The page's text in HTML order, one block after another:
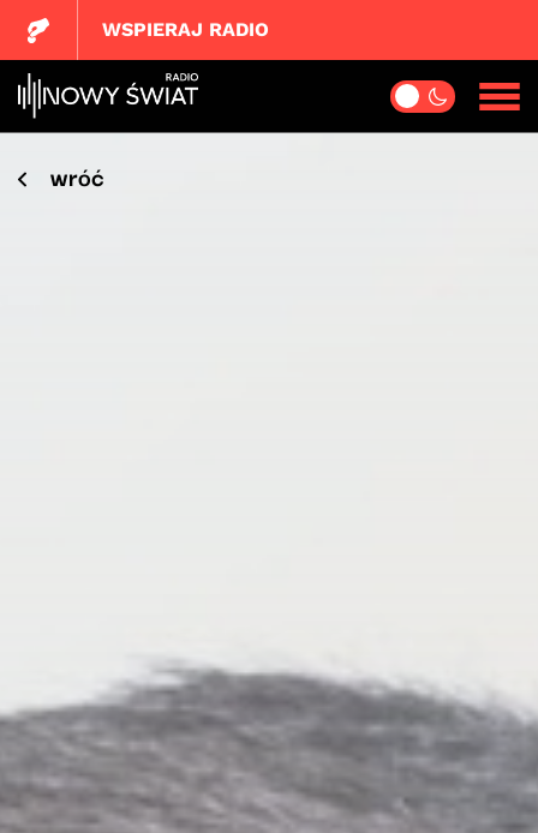
WSPIERAJ RADIO
wróć